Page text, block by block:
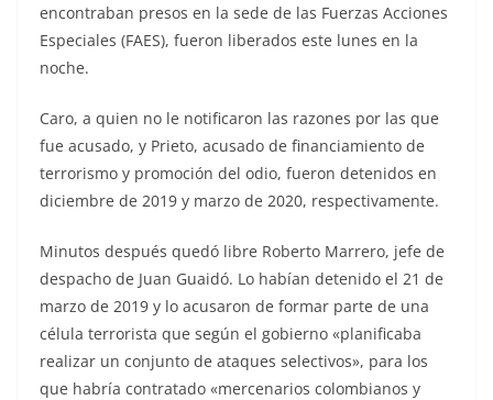
encontraban presos en la sede de las Fuerzas Acciones
Especiales (FAES), fueron liberados este lunes en la
noche.
Caro, a quien no le notificaron las razones por las que
fue acusado, y Prieto, acusado de financiamiento de
terrorismo y promoción del odio, fueron detenidos en
diciembre de 2019 y marzo de 2020, respectivamente.
Minutos después quedó libre Roberto Marrero, jefe de
despacho de Juan Guaidó. Lo habían detenido el 21 de
marzo de 2019 y lo acusaron de formar parte de una
célula terrorista que según el gobierno «planificaba
realizar un conjunto de ataques selectivos», para los
que habría contratado «mercenarios colombianos y